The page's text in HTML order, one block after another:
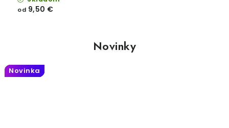
od 9,50 €
Novinky
Novinka
Novinka
Novinka
Novinka
Novinka
Novinka
Novinka
Novinka